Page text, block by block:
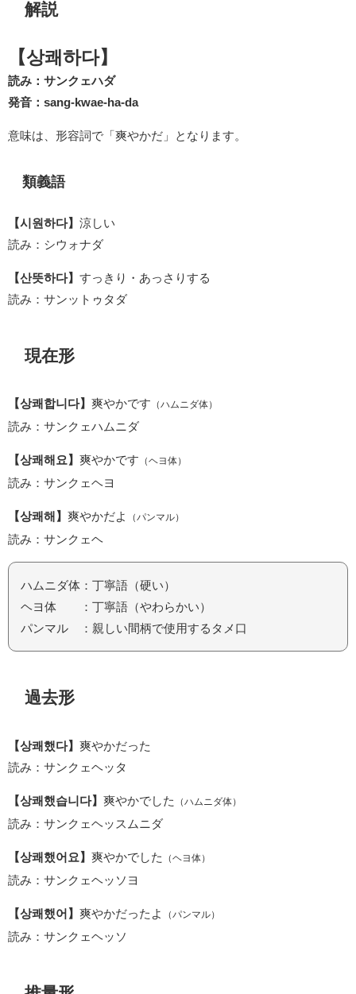
解説
【상쾌하다】
読み：サンクェハダ
発音：sang-kwae-ha-da
意味は、形容詞で「爽やかだ」となります。
類義語
【시원하다】 涼しい
読み：シウォナダ
【산뜻하다】 すっきり・あっさりする
読み：サンットゥタダ
現在形
【상쾌합니다】 爽やかです （ハムニダ体）
読み：サンクェハムニダ
【상쾌해요】 爽やかです （ヘヨ体）
読み：サンクェヘヨ
【상쾌해】 爽やかだよ （パンマル）
読み：サンクェヘ
ハムニダ体：丁寧語（硬い）
ヘヨ体 ：丁寧語（やわらかい）
パンマル ：親しい間柄で使用するタメ口
過去形
【상쾌했다】 爽やかだった
読み：サンクェヘッタ
【상쾌했습니다】 爽やかでした （ハムニダ体）
読み：サンクェヘッスムニダ
【상쾌했어요】 爽やかでした （ヘヨ体）
読み：サンクェヘッソヨ
【상쾌했어】 爽やかだったよ （パンマル）
読み：サンクェヘッソ